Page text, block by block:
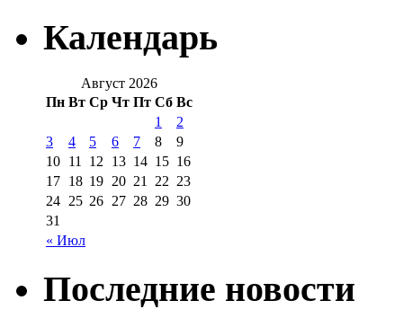
Календарь
Август 2026
Пн Вт Ср Чт Пт Сб Вс
« Июл
1
2
3
4 5 6 7 8
9
10 11 12 13 14 15 16
17 18 19 20 21 22 23
24 25 26 27 28 29 30
31
Последние новости